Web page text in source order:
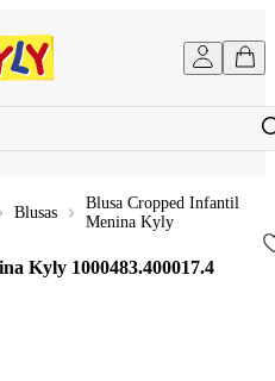
Blusas
Blusa Cropped Infantil
Menina Kyly
Kyly 1000483.400017.4